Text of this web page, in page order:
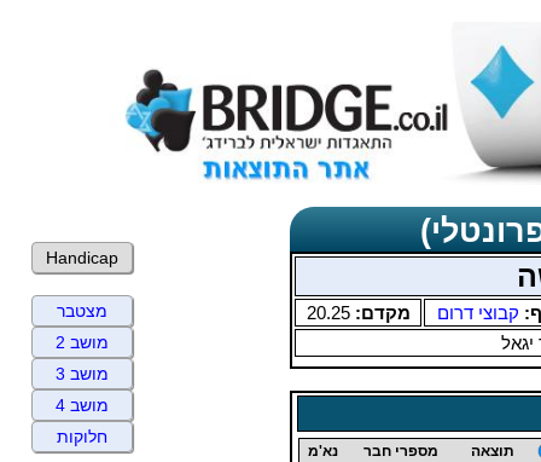
קבוצי דרום מקדם:20.25
יגאל
תוצאה מספרי חבר נא'מ
Handicap
מצטבר
מושב 2
מושב 3
מושב 4
חלוקות